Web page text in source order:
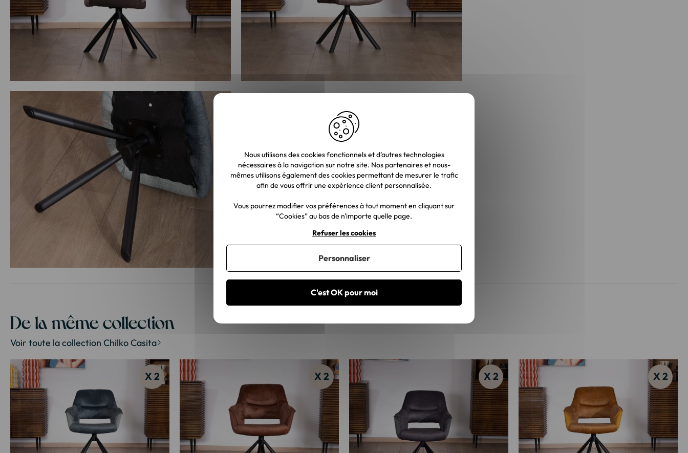
la
Galerie
De la même collection
Voir toute la collection Chilko Casita
X 2 X 2 X 2 X 2
Nous utilisons des cookies fonctionnels et d’autres technologies
nécessaires à la navigation sur notre site. Nos partenaires et nous-
mêmes utilisons également des cookies permettant de mesurer le trafic
afin de vous offrir une expérience client personnalisée.
Vous pourrez modifier vos préférences à tout moment en cliquant sur
“Cookies” au bas de n'importe quelle page.
C'est OK pour moi
Refuser les cookies
Personnaliser